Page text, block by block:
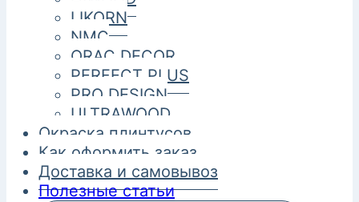
LIKORN
NMC
ORAC DECOR
PERFECT PLUS
PRO DESIGN
ULTRAWOOD
Окраска плинтусов
Как оформить заказ
Доставка и самовывоз
Полезные статьи